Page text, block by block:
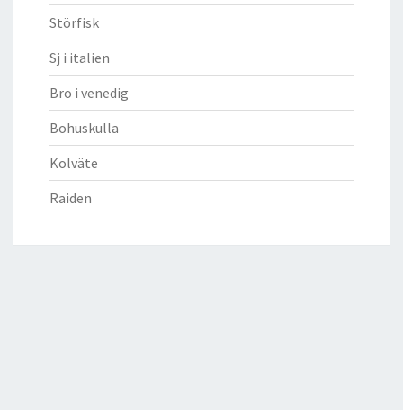
Störfisk
Sj i italien
Bro i venedig
Bohuskulla
Kolväte
Raiden